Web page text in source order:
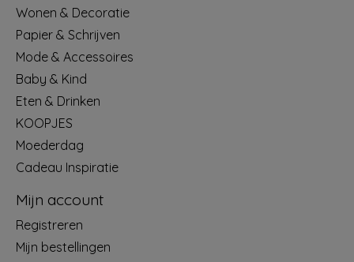
Wonen & Decoratie
Papier & Schrijven
Mode & Accessoires
Baby & Kind
Eten & Drinken
KOOPJES
Moederdag
Cadeau Inspiratie
Mijn account
Registreren
Mijn bestellingen